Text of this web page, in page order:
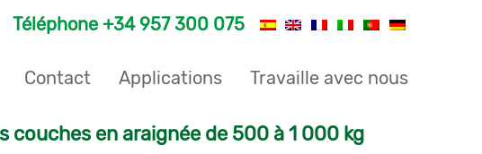
Téléphone+34 957 300 075
Contact Applications Travaille avec nous
en araignée de 500 à 1 000 kg